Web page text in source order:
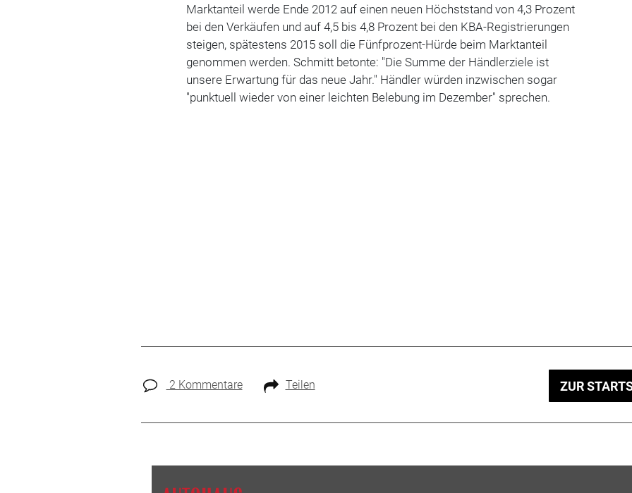
Marktanteil werde Ende 2012 auf einen neuen Höchststand von 4,3 Prozent
bei den Verkäufen und auf 4,5 bis 4,8 Prozent bei den KBA-Registrierungen
steigen, spätestens 2015 soll die Fünfprozent-Hürde beim Marktanteil
genommen werden. Schmitt betonte: "Die Summe der Händlerziele ist
unsere Erwartung für das neue Jahr." Händler würden inzwischen sogar
"punktuell wieder von einer leichten Belebung im Dezember" sprechen.
2 Kommentare Teilen ZUR